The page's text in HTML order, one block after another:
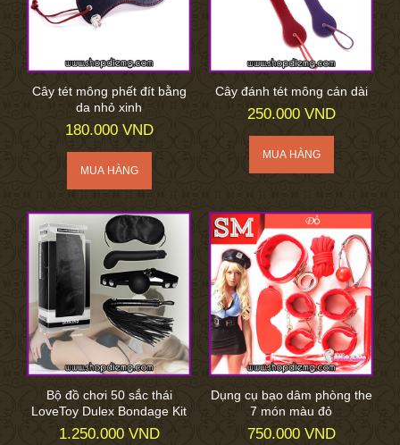
Cây tét mông phết đít bằng
da nhỏ xinh
180.000 VND
Cây đánh tét mông cán dài
250.000 VND
Bộ đồ chơi 50 sắc thái
LoveToy Dulex Bondage Kit
1.250.000 VND
Dụng cụ bạo dâm phòng the
7 món màu đỏ
750.000 VND